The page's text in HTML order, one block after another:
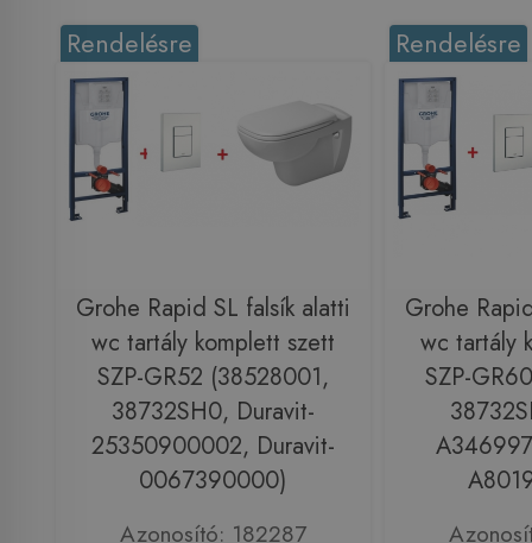
Rendelésre
Grohe Rapid SL falsík alatti
wc tartály komplett szett
SZP-GR52 (38528001,
38732SH0, Duravit-
25350900002, Duravit-
0067390000)
Azonosító: 182287
Rendelésre
Grohe
wc tartály
SZP-